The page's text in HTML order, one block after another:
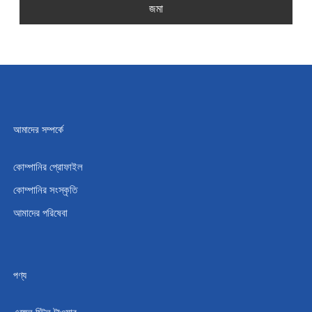
জমা
আমাদের সম্পর্কে
কোম্পানির প্রোফাইল
কোম্পানির সংস্কৃতি
আমাদের পরিষেবা
পণ্য